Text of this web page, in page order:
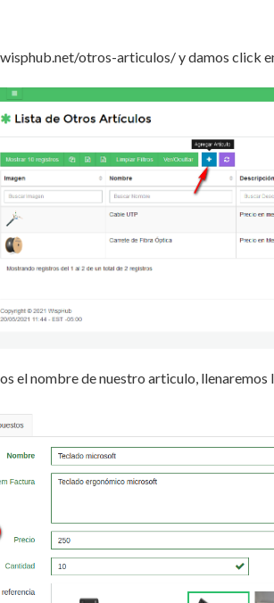
otros-articulos/ y damos click
el nombre de nuestro articulo,